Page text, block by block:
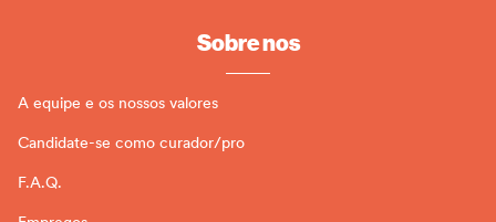
Sobre nos
A equipe e os nossos valores
Candidate-se como curador/pro
F.A.Q.